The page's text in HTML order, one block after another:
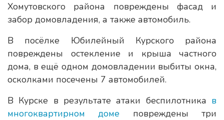
Хомутовского района повреждены фасад и
забор домовладения, а также автомобиль.
В посёлке Юбилейный Курского района
повреждены остекление и крыша частного
дома, в ещё одном домовладении выбиты окна,
осколками посечены 7 автомобилей.
В Курске в результате атаки беспилотника в
многоквартирном доме повреждены три